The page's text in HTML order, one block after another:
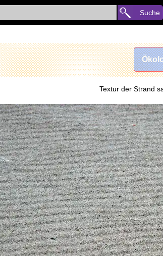
Suche
Textur der Strand